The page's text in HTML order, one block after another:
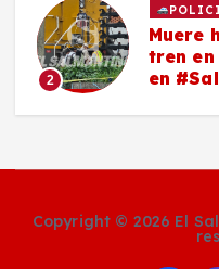
3
Copyright © 2026 El